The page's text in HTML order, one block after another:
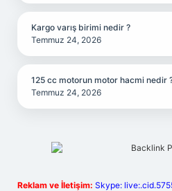
Kargo varış birimi nedir ?
Temmuz 24, 2026
125 cc motorun motor hacmi nedir
Temmuz 24, 2026
Reklam ve İletişim: Skype: